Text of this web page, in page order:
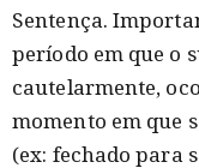
Sentença.
período em que o
cautelarmente,
momento em que
(ex: fechado para